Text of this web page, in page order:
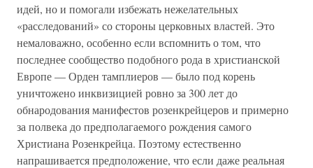
идей, но и помогали избежать нежелательных
«расследований» со стороны церковных властей. Это
немаловажно, особенно если вспомнить о том, что
последнее сообщество подобного рода в христианской
Европе — Орден тамплиеров — было под корень
уничтожено инквизицией ровно за 300 лет до
обнародования манифестов розенкрейцеров и примерно
за полвека до предполагаемого рождения самого
Христиана Розенкрейца. Поэтому естественно
напрашивается предположение, что если даже реальная